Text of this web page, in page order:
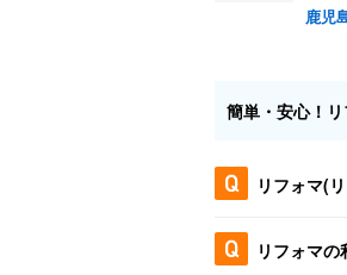
鹿児
簡単・安心！
リフォマ(
リフォマの